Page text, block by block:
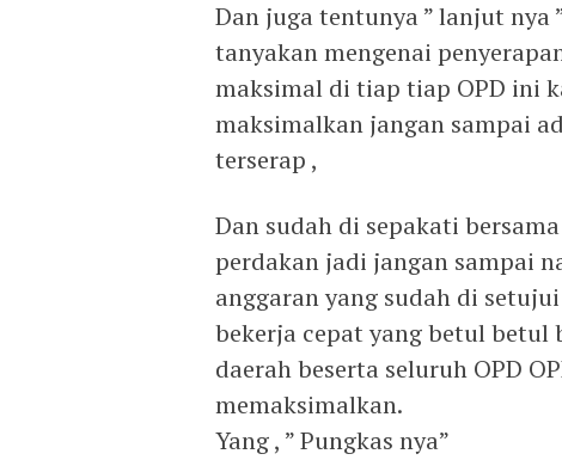
Dan juga tentunya ” lanjut nya
tanyakan mengenai
maksimal di tiap tiap OPD ini
maksimalkan jangan sampai
terserap ,
Dan sudah di sepakati
perdakan jadi jangan sampai
anggaran yang sudah di
bekerja cepat yang betul betul
daerah beserta seluruh OPD
memaksimalkan.
Yang , ” Pungkas nya”